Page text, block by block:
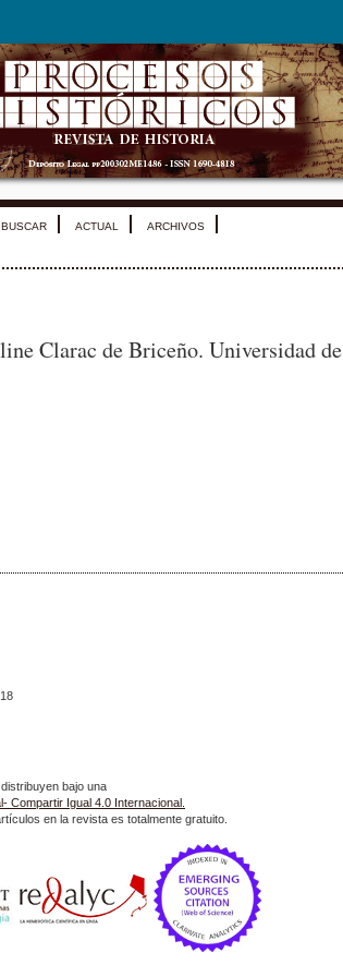
BUSCAR ACTUAL ARCHIVOS
Clarac de Briceño. Universidad de
bajo una
Compartir Igual 4.0 Internacional.
en la revista es totalmente gratuito.